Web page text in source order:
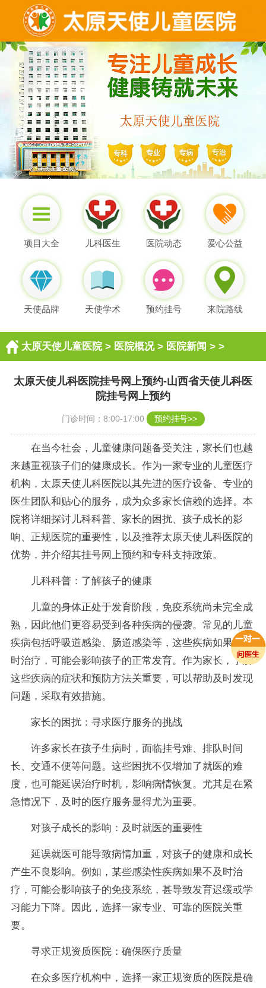
项目大全 儿科医生 医院动态 爱心公益
天使品牌 天使学术 预约挂号 来院路线
太原天使儿童医院> 医院概况> 医院新闻 > >
太原天使儿科医院挂号网上预约-山西省天使儿科医
院挂号网上预约
门诊时间：8:00-17:00 预约挂号>>
在当今社会，儿童健康问题备受关注，家长们也越
来越重视孩子们的健康成长。作为一家专业的儿童医疗
机构，太原天使儿科医院以其先进的医疗设备、专业的
医生团队和贴心的服务，成为众多家长信赖的选择。本
院将详细探讨儿科科普、家长的困扰、孩子成长的影
响、正规医院的重要性，以及推荐太原天使儿科医院的
优势，并介绍其挂号网上预约和专科支持政策。
儿科科普：了解孩子的健康
儿童的身体正处于发育阶段，免疫系统尚未完全成
熟，因此他们更容易受到各种疾病的侵袭。常见的儿童
疾病包括呼吸道感染、肠道感染等，这些疾病如果不及
时治疗，可能会影响孩子的正常发育。作为家长，了解
这些疾病的症状和预防方法关重要，可以帮助及时发现
问题，采取有效措施。
家长的困扰：寻求医疗服务的挑战
许多家长在孩子生病时，面临挂号难、排队时间
长、交通不便等问题。这些困扰不仅增加了就医的难
度，也可能延误治疗时机，影响病情恢复。尤其是在紧
急情况下，及时的医疗服务显得尤为重要。
对孩子成长的影响：及时就医的重要性
延误就医可能导致病情加重，对孩子的健康和成长
产生不良影响。例如，某些感染性疾病如果不及时治
疗，可能会影响孩子的免疫系统，甚导致发育迟缓或学
习能力下降。因此，选择一家专业、可靠的医院关重
要。
寻求正规资质医院：确保医疗质量
在众多医疗机构中，选择一家正规资质的医院是确